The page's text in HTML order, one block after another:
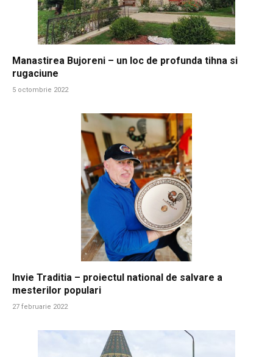
Manastirea Bujoreni – un loc de profunda tihna si
rugaciune
5 octombrie 2022
Invie Traditia – proiectul national de salvare a
mesterilor populari
27 februarie 2022